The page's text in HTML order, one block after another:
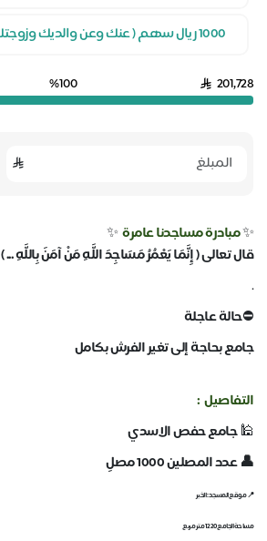
1000 ريال سهم ( عنك وعن والديك وزوجتك وأبنائك ومن تحب )
201,728
%100
✨مبادرة مساجدنا عامرة ✨
قال تعالى ( إِنَّمَا يَعْمُرُ مَسَاجِدَ اللَّهِ مَنْ آمَنَ بِاللَّهِ ... )
.
⛔حالة عاجلة
جامع بحاجة إلى تغير الفرش بكامل
التفاصيل :
🕌جامع حفص الاسدي
👤 عدد المصلين 1000 مصلِ
📍 موقع المسجد : الخبر
مساحة الجامع 1220 متر مربع